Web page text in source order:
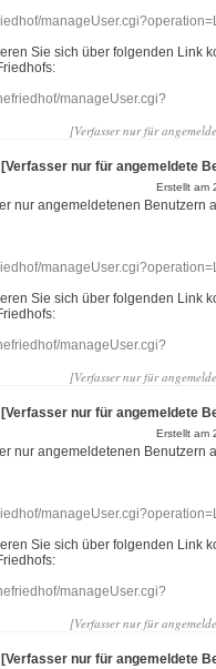
Sie sich über folgenden Link
manageUser.cgi?
[Verfasser nur für
[Verfasser nur für angemeldete
Erstellt am
nur angemeldetenen Benutzern
Sie sich über folgenden Link
manageUser.cgi?
[Verfasser nur für
[Verfasser nur für angemeldete
Erstellt am
nur angemeldetenen Benutzern
Sie sich über folgenden Link
manageUser.cgi?
[Verfasser nur für
[Verfasser nur für angemeldete